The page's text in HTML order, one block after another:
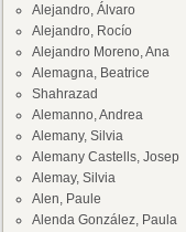
Alejandro, Álvaro
Alejandro, Rocío
Alejandro Moreno, Ana
Alemagna, Beatrice
Shahrazad
Alemanno, Andrea
Alemany, Silvia
Alemany Castells, Josep
Alemay, Silvia
Alen, Paule
Alenda González, Paula